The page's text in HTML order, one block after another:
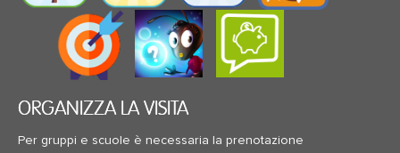
ORGANIZZA LA VISITA
Per gruppi e scuole è necessaria la prenotazione